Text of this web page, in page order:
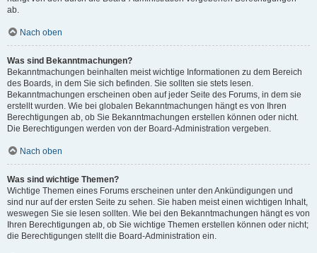
ab.
Nach oben
Was sind Bekanntmachungen?
Bekanntmachungen beinhalten meist wichtige Informationen zu dem Bereich
des Boards, in dem Sie sich befinden. Sie sollten sie stets lesen.
Bekanntmachungen erscheinen oben auf jeder Seite des Forums, in dem sie
erstellt wurden. Wie bei globalen Bekanntmachungen hängt es von Ihren
Berechtigungen ab, ob Sie Bekanntmachungen erstellen können oder nicht.
Die Berechtigungen werden von der Board-Administration vergeben.
Nach oben
Was sind wichtige Themen?
Wichtige Themen eines Forums erscheinen unter den Ankündigungen und
sind nur auf der ersten Seite zu sehen. Sie haben meist einen wichtigen Inhalt,
weswegen Sie sie lesen sollten. Wie bei den Bekanntmachungen hängt es von
Ihren Berechtigungen ab, ob Sie wichtige Themen erstellen können oder nicht;
die Berechtigungen stellt die Board-Administration ein.